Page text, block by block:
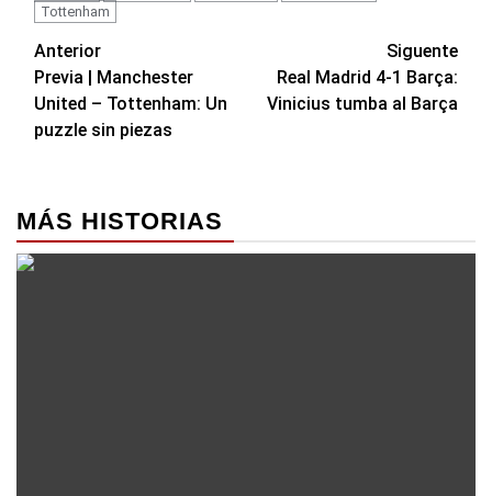
Tottenham
Navegación
de
entradas
Anterior
Previa | Manchester
United – Tottenham: Un
puzzle sin piezas
Siguente
Real Madrid 4-1 Barça:
Vinicius tumba al Barça
MÁS HISTORIAS